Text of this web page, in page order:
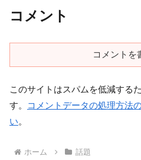
コメント
コメントを
このサイトはスパムを低減する
す。
コメントデータの処理方法
い。
ホーム 話題